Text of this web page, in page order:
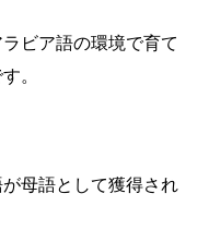
ビア語の環境で育て
。
母語として獲得され